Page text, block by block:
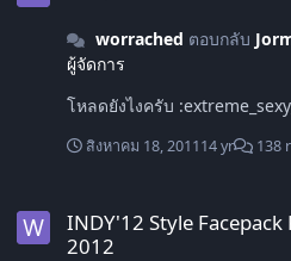
worrached ตอบกลับ
ผู้จัดการ
โหลดยังไงครับ
สิงหาคม 18, 201114 yr 138
INDY'12 Style
2012